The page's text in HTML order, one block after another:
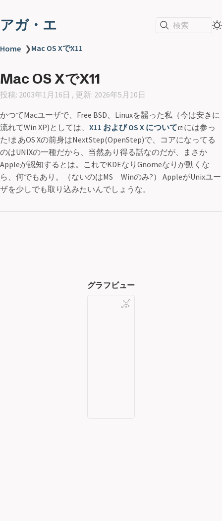
アガ・エ 検索
Home ❯Mac OS XでX11
Mac OS XでX11
投稿: 2003年1月16日 , 更新: 2026年5月10日
かつてMacユーザで、Free BSD、Linuxを齧った私（今は安きに
流れてWin XP)としては、 X11 および OS X について
には参っ
た!まあOS Xの前身はNextStep(OpenStep)で、コアになってる
のはUNIXの一種だから、当然あり得る話なのだが、まさか
Appleが認知するとは。これでKDEなりGnomeなりが動くな
ら、何でもあり。（ないのはMS Winのみ?） AppleがUnixユー
ザを少しでも取り込みたいんでしょうな。
グラフビュー